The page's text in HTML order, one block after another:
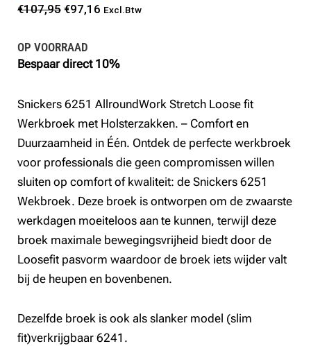
€107,95 Oorspronkelijke
was:
€107,95.
€97,16 Huidige
€97,16.
Excl.Btw
OP VOORRAAD
Bespaar direct 10%
Snickers 6251 AllroundWork Stretch Loose fit
Werkbroek met Holsterzakken. – Comfort en
Duurzaamheid in Één. Ontdek de perfecte werkbroek
voor professionals die geen compromissen willen
sluiten op comfort of kwaliteit: de Snickers 6251
Wekbroek. Deze broek is ontworpen om de zwaarste
werkdagen moeiteloos aan te kunnen, terwijl deze
broek maximale bewegingsvrijheid biedt door de
Loosefit pasvorm waardoor de broek iets wijder valt
bij de heupen en bovenbenen.
Dezelfde broek is ook als slanker model (slim
fit)verkrijgbaar 6241.